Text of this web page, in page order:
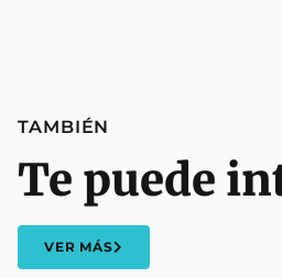
TAMBIÉN
Te puede
VER MÁS